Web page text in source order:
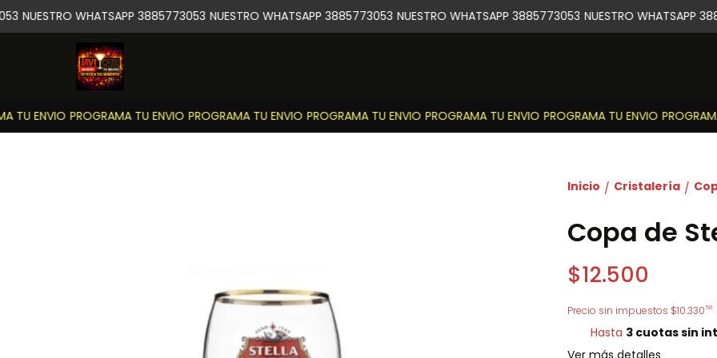
TU ENVIO PROGRAMA TU ENVIO PROGRAMA TU ENVIO PROGRAMA TU ENVIO PROGRAMA TU ENVIO PROGRAMA TU ENVIO
NUESTRO WHATSAPP 3885773053 NUESTRO WHATSAPP 3885773053 NUESTRO WHATSAPP 3885773053 NUESTRO WHATSAPP
Inicio / Cristalería /
Copa de
$12.500
Precio sin impuestos $10.33058
Hasta 3 cuotas sin
Ver más detalles